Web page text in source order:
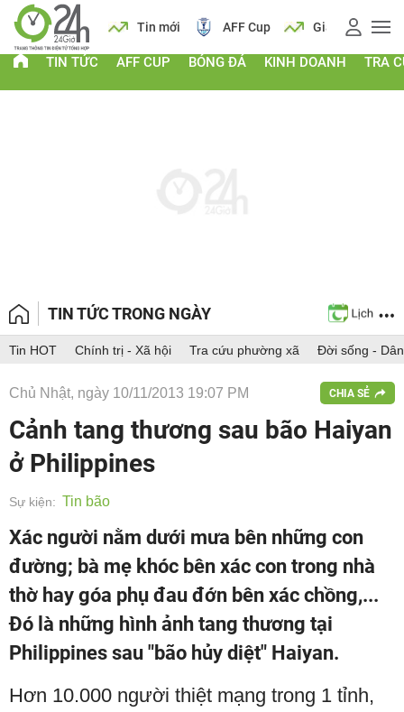
Tin mới AFF Cup Giá vàng Lịch
TIN TỨC AFF CUP BÓNG ĐÁ KINH DOANH TRA
TIN TỨC TRONG NGÀY
Tin HOT Chính trị - Xã hội Tra cứu phường xã Đời sống -
Chủ Nhật, ngày 10/11/2013 19:07 PM CHIA SẺ
Cảnh tang thương sau bão Haiyan
ở Philippines
Sự kiện: Tin bão
Xác người nằm dưới mưa bên những con
đường; bà mẹ khóc bên xác con trong nhà
thờ hay góa phụ đau đớn bên xác chồng,...
Đó là những hình ảnh tang thương tại
Philippines sau "bão hủy diệt" Haiyan.
Hơn 10.000 người thiệt mạng trong 1 tỉnh,